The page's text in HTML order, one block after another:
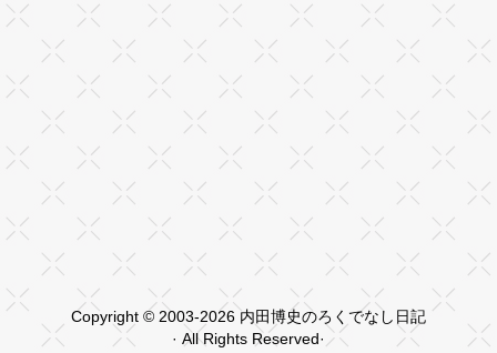
Copyright © 2003-2026 内田博史のろくでなし日記
· All Rights Reserved·